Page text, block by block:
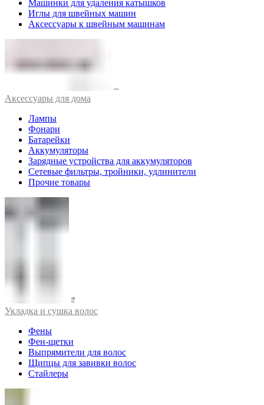
Машинки для удаления катышков
Иглы для швейных машин
Аксессуары к швейным машинам
Аксессуары для дома
Лампы
Фонари
Батарейки
Аккумуляторы
Зарядные устройства для аккумуляторов
Сетевые фильтры, тройники, удлинители
Прочие товары
Укладка и сушка волос
Фены
Фен-щетки
Выпрямители для волос
Щипцы для завивки волос
Стайлеры